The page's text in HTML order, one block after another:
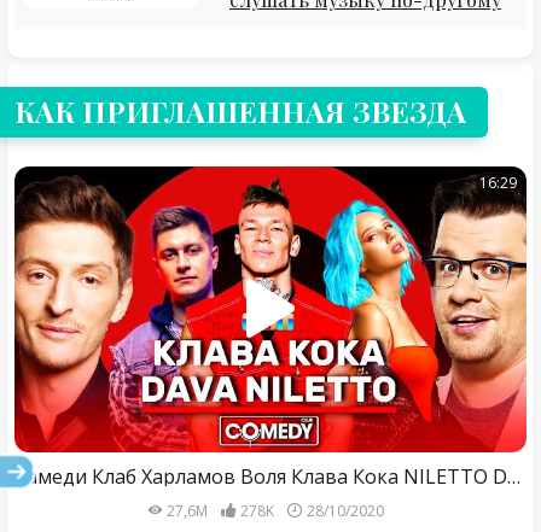
КАК ПРИГЛАШЕННАЯ ЗВЕЗДА
16:29
Камеди Клаб Харламов Воля Клава Кока NILETTO DAVA
27,6M 278K 28/10/2020